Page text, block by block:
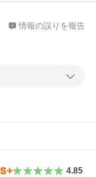
情報の誤りを報告
4.85